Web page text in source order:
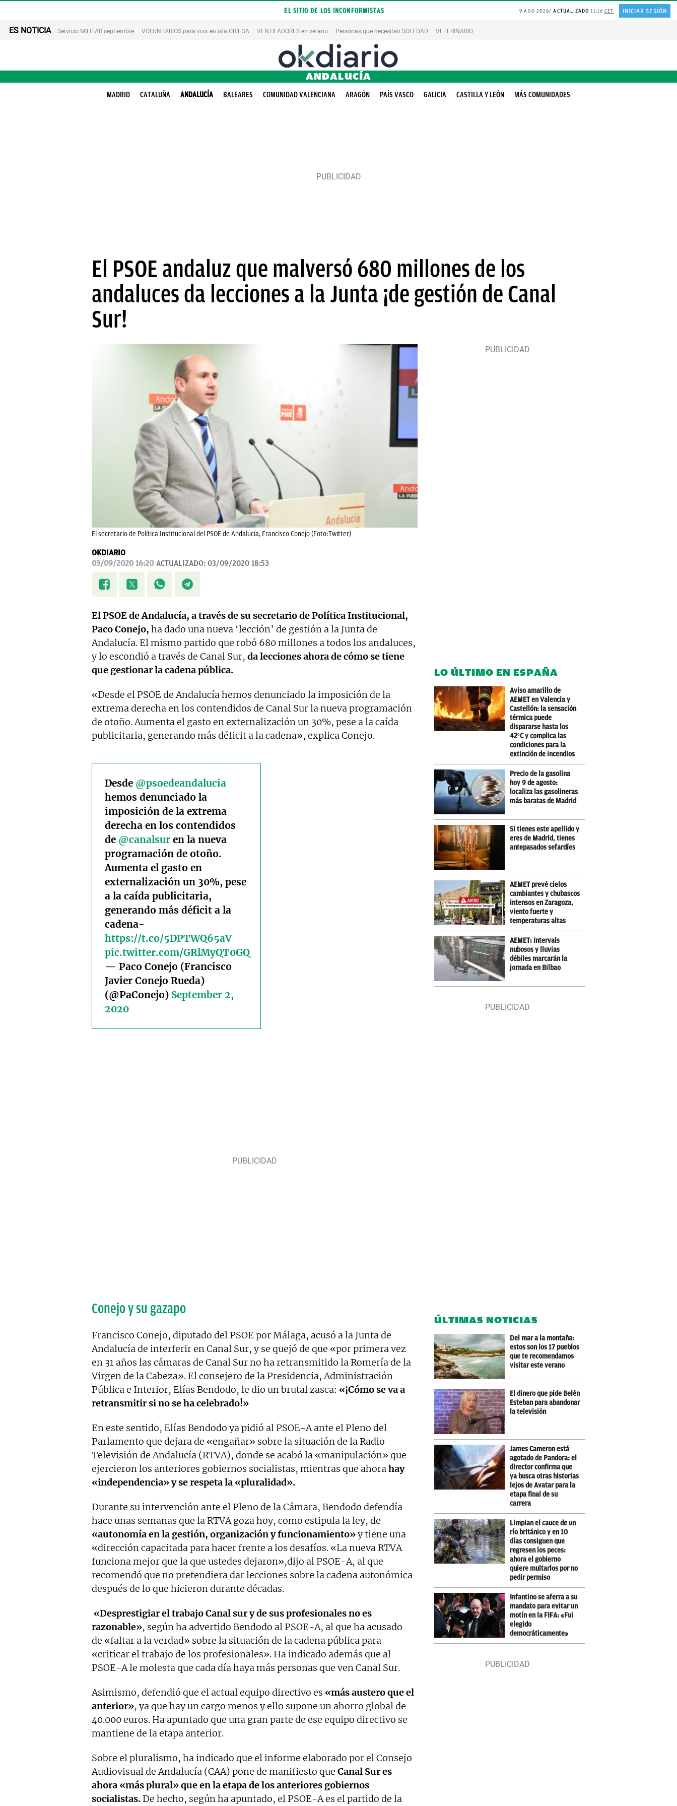
EL SITIO DE LOS INCONFORMISTAS 9 AGO 2026 ACTUALIZADO 11:16CET INICIAR SESIÓN
ES NOTICIA Servicio MILITAR septiembre VOLUNTARIOS para vivir en isla GRIEGA VENTILADORES en verano Personas que necesitan SOLEDAD VETERINARIO gatos
ANDALUCÍA
MADRID CATALUÑA ANDALUCÍA BALEARES COMUNIDAD VALENCIANA ARAGÓN PAÍS VASCO GALICIA CASTILLA Y LEÓN MÁS COMUNIDADES
El PSOE andaluz que malversó 680 millones de los
andaluces da lecciones a la Junta ¡de gestión de Canal
Sur!
El secretario de Política Institucional del PSOE de Andalucía, Francisco Conejo (Foto:Twitter)
OKDIARIO
03/09/2020 16:20 ACTUALIZADO: 03/09/2020 18:53
El PSOE de Andalucía, a través de su secretario de Política Institucional,
Paco Conejo, ha dado una nueva ‘lección’ de gestión a la Junta de
Andalucía. El mismo partido que robó 680 millones a todos los andaluces,
y lo escondió a través de Canal Sur, da lecciones ahora de cómo se tiene
que gestionar la cadena pública.
«Desde el PSOE de Andalucía hemos denunciado la imposición de la
extrema derecha en los contendidos de Canal Sur la nueva programación
de otoño. Aumenta el gasto en externalización un 30%, pese a la caída
publicitaria, generando más déficit a la cadena», explica Conejo.
Desde @psoedeandalucia
hemos denunciado la
imposición de la extrema
derecha en los contendidos
de @canalsur en la nueva
programación de otoño.
Aumenta el gasto en
externalización un 30%, pese
a la caída publicitaria,
generando más déficit a la
cadena-
https://t.co/5DPTWQ65aV
pic.twitter.com/GRlMyQT0GQ
— Paco Conejo (Francisco
Javier Conejo Rueda)
(@PaConejo) September 2,
2020
Conejo y su gazapo
Francisco Conejo, diputado del PSOE por Málaga, acusó a la Junta de
Andalucía de interferir en Canal Sur, y se quejó de que «por primera vez
en 31 años las cámaras de Canal Sur no ha retransmitido la Romería de la
Virgen de la Cabeza». El consejero de la Presidencia, Administración
Pública e Interior, Elías Bendodo, le dio un brutal zasca: «¡Cómo se va a
retransmitir si no se ha celebrado!»
En este sentido, Elías Bendodo ya pidió al PSOE-A ante el Pleno del
Parlamento que dejara de «engañar» sobre la situación de la Radio
Televisión de Andalucía (RTVA), donde se acabó la «manipulación» que
ejercieron los anteriores gobiernos socialistas, mientras que ahorahay
«independencia» y se respeta la «pluralidad».
Durante su intervención ante el Pleno de la Cámara, Bendodo defendía
hace unas semanas que la RTVA goza hoy, como estipula la ley, de
«autonomía en la gestión, organización y funcionamiento»y tiene una
«dirección capacitada para hacer frente a los desafíos. «La nueva RTVA
funciona mejor que la que ustedes dejaron»,dijo al PSOE-A, al que
recomendó que no pretendiera dar lecciones sobre la cadena autonómica
después de lo que hicieron durante décadas.
«Desprestigiar el trabajo Canal sur y de sus profesionales no es
razonable», según ha advertido Bendodo al PSOE-A, al que ha acusado
de «faltar a la verdad» sobre la situación de la cadena pública para
«criticar el trabajo de los profesionales». Ha indicado además que al
PSOE-A le molesta que cada día haya más personas que ven Canal Sur.
Asimismo, defendió que el actual equipo directivo es «más austero que el
anterior», ya que hay un cargo menos y ello supone un ahorro global de
40.000 euros. Ha apuntado que una gran parte de ese equipo directivo se
mantiene de la etapa anterior.
Sobre el pluralismo, ha indicado que el informe elaborado por el Consejo
Audiovisual de Andalucía (CAA) pone de manifiesto que Canal Sur es
ahora «más plural» que en la etapa de los anteriores gobiernos
socialistas. De hecho, según ha apuntado, el PSOE-A es el partido de la
LO ÚLTIMO EN ESPAÑA
Aviso amarillo de
AEMET en Valencia y
Castellón: la sensación
térmica puede
dispararse hasta los
42ºC y complica las
condiciones para la
extinción de incendios
Precio de la gasolina
hoy 9 de agosto:
localiza las gasolineras
más baratas de Madrid
Si tienes este apellido y
eres de Madrid, tienes
antepasados sefardíes
AEMET prevé cielos
cambiantes y chubascos
intensos en Zaragoza,
viento fuerte y
temperaturas altas
AEMET: Intervals
nubosos y lluvias
débiles marcarán la
jornada en Bilbao
ÚLTIMAS NOTICIAS
Del mar a la montaña:
estos son los 17 pueblos
que te recomendamos
visitar este verano
El dinero que pide Belén
Esteban para abandonar
la televisión
James Cameron está
agotado de Pandora: el
director confirma que
ya busca otras historias
lejos de Avatar para la
etapa final de su
carrera
Limpian el cauce de un
río británico y en 10
días consiguen que
regresen los peces:
ahora el gobierno
quiere multarlos por no
pedir permiso
Infantino se aferra a su
mandato para evitar un
motín en la FIFA: «Fui
elegido
democráticamente»